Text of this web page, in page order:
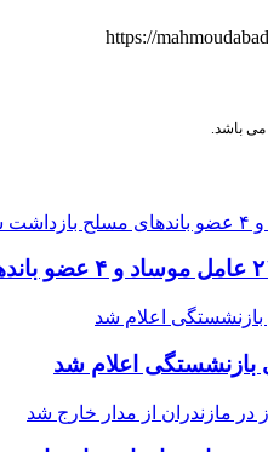
https://
باشد.
مسلح بازداشت شدند
اعلام شد